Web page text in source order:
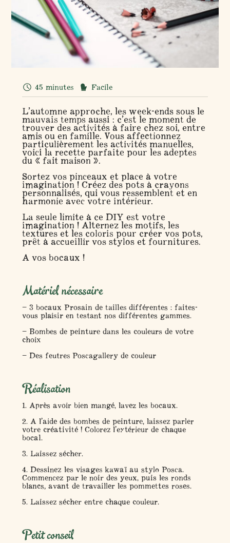
45 minutes Facile
L’automne approche, les week-ends sous le
mauvais temps aussi : c’est le moment de
trouver des activités à faire chez soi, entre
amis ou en famille. Vous affectionnez
particulièrement les activités manuelles,
voici la recette parfaite pour les adeptes
du « fait maison ».
Sortez vos pinceaux et place à votre
imagination ! Créez des pots à crayons
personnalisés, qui vous ressemblent et en
harmonie avec votre intérieur.
La seule limite à ce DIY est votre
imagination ! Alternez les motifs, les
textures et les coloris pour créer vos pots,
prêt à accueillir vos stylos et fournitures.
A vos bocaux !
Matériel nécessaire
– 3 bocaux Prosain de tailles différentes : faites-
vous plaisir en testant nos différentes gammes.
– Bombes de peinture dans les couleurs de votre
choix
– Des feutres Poscagallery de couleur
Réalisation
1. Après avoir bien mangé, lavez les bocaux.
2. A l’aide des bombes de peinture, laissez parler
votre créativité ! Colorez l’extérieur de chaque
bocal.
3. Laissez sécher.
4. Dessinez les visages kawaï au stylo Posca.
Commencez par le noir des yeux, puis les ronds
blancs, avant de travailler les pommettes roses.
5. Laissez sécher entre chaque couleur.
Petit conseil